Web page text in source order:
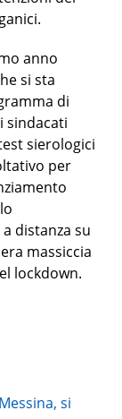
anno
si sta
di
sindacati
sierologici
per
distanza su
massiccia
lockdown.